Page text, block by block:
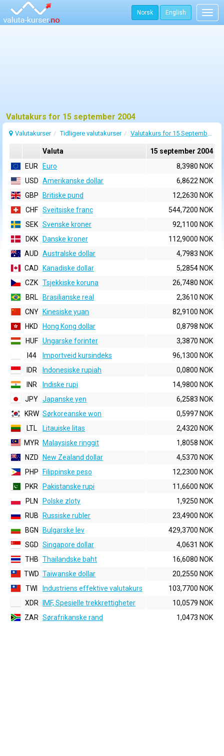
Norsk English
Valutakurs for 15 september 2004
Valutakurser Tidligere valutakurser Valutakurs for 15 September 2004
Valuta
15 september 2004
EUR
Euro
8,3980 NOK
USD Amerikanske dollar
6,8622 NOK
GBP
Britiske pund
12,2630 NOK
CHF Sveitsiske franc
544,7200 NOK
SEK Svenske kroner
92,1100 NOK
DKK
Danske kroner
112,9000 NOK
AUD Australske dollar
4,7983 NOK
CAD
Kanadiske dollar
5,2854 NOK
CZK Tsjekkiske koruna
26,7480 NOK
BRL
Brasilianske real
2,3610 NOK
CNY
Kinesiske yuan
82,9100 NOK
HKD
Hong Kong dollar
0,8798 NOK
HUF Ungarske forinter
3,3870 NOK
I44
Importveid kursindeks
96,1300 NOK
IDR
Indonesiske rupiah
0,0800 NOK
INR
Indiske rupi
14,9800 NOK
JPY Japanske yen
6,2583 NOK
KRW Sørkoreanske won
0,5997 NOK
LTL
Litauiske litas
2,4320 NOK
MYR
Malaysiske ringgit
1,8058 NOK
NZD
New Zealand dollar
4,5370 NOK
PHP
Filippinske peso
12,2300 NOK
PKR
Pakistanske rupi
11,6600 NOK
PLN
Polske zloty
1,9250 NOK
RUB
Russiske rubler
23,4900 NOK
BGN
Bulgarske lev
429,3700 NOK
SGD Singapore dollar
4,0631 NOK
THB Thailandske baht
16,6080 NOK
TWD Taiwanske dollar
20,2550 NOK
TWI
Industriens effektive valutakurs
103,7700 NOK
XDR
IMF, Spesielle trekkrettigheter
10,0579 NOK
ZAR Sørafrikanske rand 1,0473 NOK